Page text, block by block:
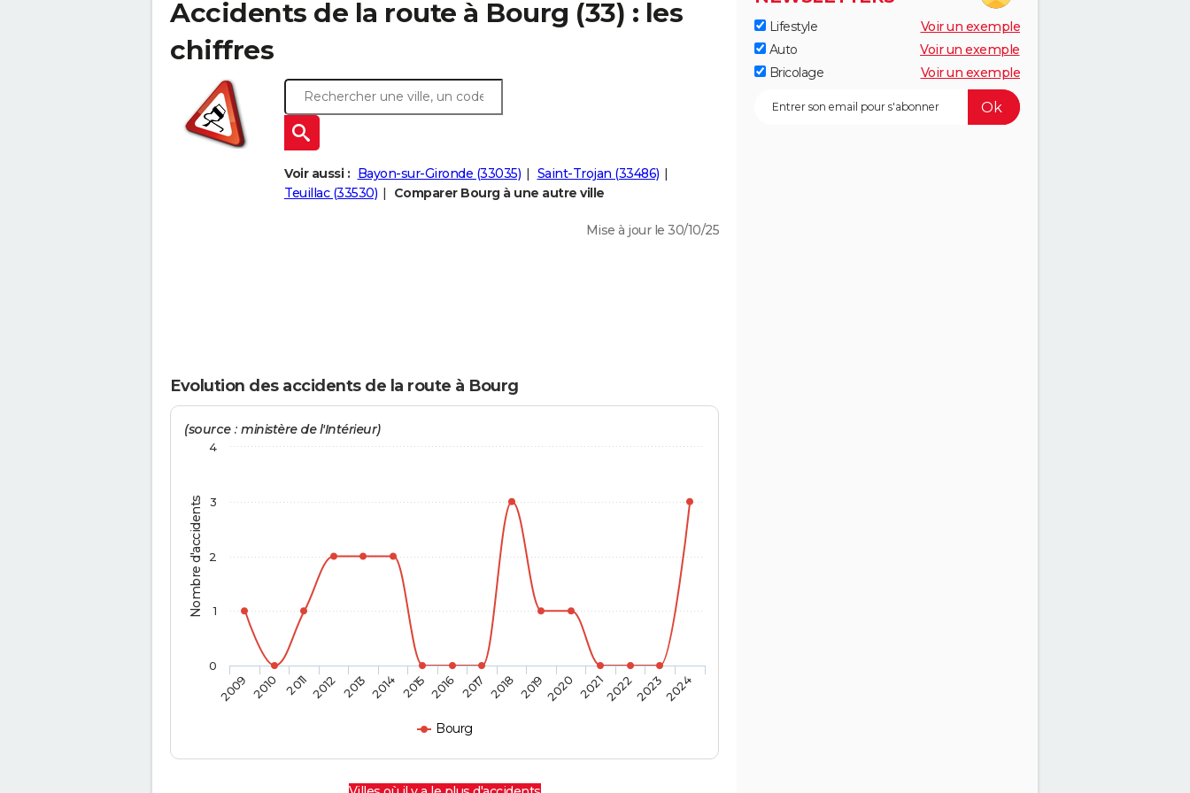
Accidents de la route à Bourg (33) : les
chiffres
Voir aussi : Bayon-sur-Gironde (33035)
Saint-Trojan (33486)
Teuillac (33530)
Comparer Bourg à une autre ville
Mise à jour le 30/10/25
Evolution des accidents de la route à Bourg
Nombre d'accidents
(source : ministère de l'Intérieur)
Bourg
2009 2010 2011 2012 2013 2014 2015 2016 2017 2018 20192020 2021202220232024
0
1
2
3
4
Lifestyle
Voir un exemple
Auto
Voir un exemple
Bricolage
Voir un exemple